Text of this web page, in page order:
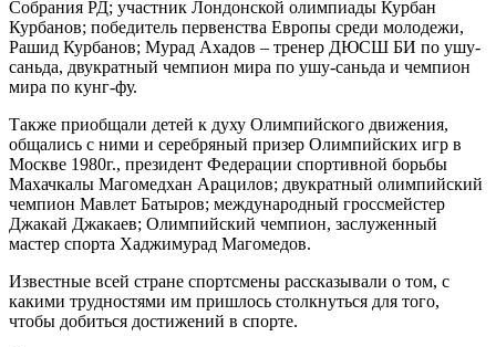
Собрания РД; участник Лондонской олимпиады Курбан
Курбанов; победитель первенства Европы среди молодежи,
Рашид Курбанов; Мурад Ахадов – тренер ДЮСШ БИ по ушу-
саньда, двукратный чемпион мира по ушу-саньда и чемпион
мира по кунг-фу.
Также приобщали детей к духу Олимпийского движения,
общались с ними и серебряный призер Олимпийских игр в
Москве 1980г., президент Федерации спортивной борьбы
Махачкалы Магомедхан Арацилов; двукратный олимпийский
чемпион Мавлет Батыров; международный гроссмейстер
Джакай Джакаев; Олимпийский чемпион, заслуженный
мастер спорта Хаджимурад Магомедов.
Известные всей стране спортсмены рассказывали о том, с
какими трудностями им пришлось столкнуться для того,
чтобы добиться достижений в спорте.